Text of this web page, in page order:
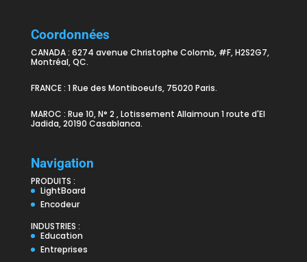
Coordonnées
CANADA : 6274 avenue Christophe Colomb, #F, H2S2G7,
Montréal, QC.
FRANCE : 1 Rue des Montiboeufs, 75020 Paris.
MAROC : Rue 10, N° 2 , Lotissement Allaimoun 1 route d'El
Jadida, 20190 Casablanca.
Navigation
PRODUITS :
LightBoard
Encodeur
INDUSTRIES :
Education
Entreprises